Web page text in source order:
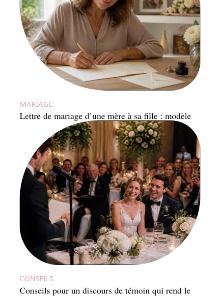
MARIAGE
Lettre de mariage d’une mère à sa fille : modèle
CONSEILS
Conseils pour un discours de témoin qui rend le